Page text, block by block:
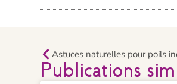
Astuces naturelles pour poils
Publications